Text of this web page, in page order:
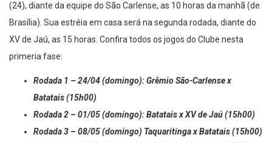
(24), diante da equipe do São Carlense, as 10 horas da manhã (de
Brasília). Sua estréia em casa será na segunda rodada, diante do
XV de Jaú, as 15 horas. Confira todos os jogos do Clube nesta
primeria fase:
Rodada 1 – 24/04 (domingo): Grêmio São-Carlense x
Batatais (15h00)
Rodada 2 – 01/05 (domingo): Batatais x XV de Jaú (15h00)
Rodada 3 – 08/05 (domingo) Taquaritinga x Batatais (15h00)